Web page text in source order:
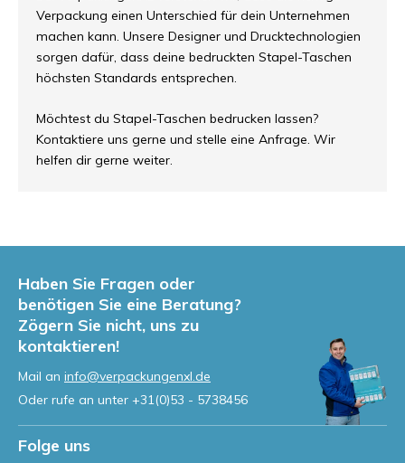
Verpackung einen Unterschied für dein Unternehmen
machen kann. Unsere Designer und Drucktechnologien
sorgen dafür, dass deine bedruckten Stapel-Taschen
höchsten Standards entsprechen.
Möchtest du Stapel-Taschen bedrucken lassen?
Kontaktiere uns gerne und stelle eine Anfrage. Wir
helfen dir gerne weiter.
Haben Sie Fragen oder
benötigen Sie eine Beratung?
Zögern Sie nicht, uns zu
kontaktieren!
Mail an info@verpackungenxl.de
Oder rufe an unter +31(0)53 - 5738456
Folge uns